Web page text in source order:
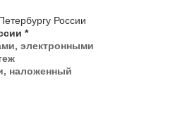
*
наложенный